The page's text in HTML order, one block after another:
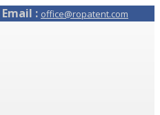
Email : office@ropatent.com